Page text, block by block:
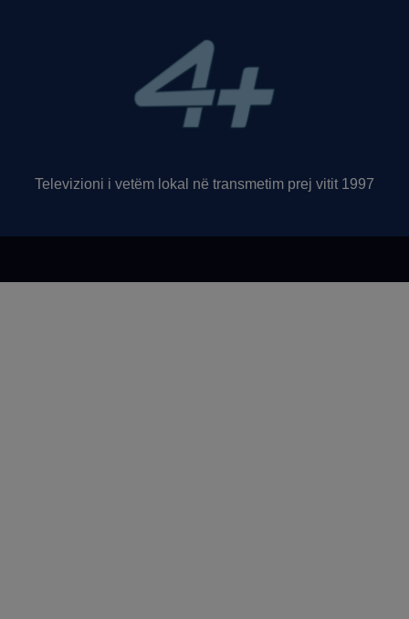
Televizioni i vetëm lokal në transmetim prej vitit 1997